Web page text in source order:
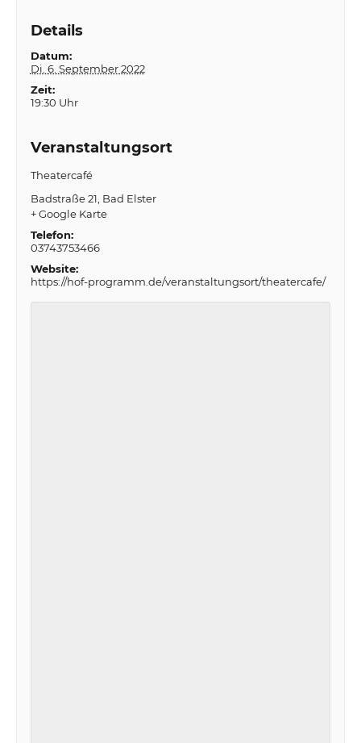
Details
Datum:
Di. 6. September 2022
Zeit:
19:30 Uhr
Veranstaltungsort
Theatercafé
Badstraße 21 Bad Elster
+ Google Karte
Telefon:
03743753466
Website:
https://hof-programm.de/veranstaltungsort/theatercafe/